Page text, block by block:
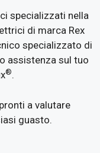
specializzati nella
di marca Rex
specializzato di
assistenza sul tuo
®.
a valutare
guasto.